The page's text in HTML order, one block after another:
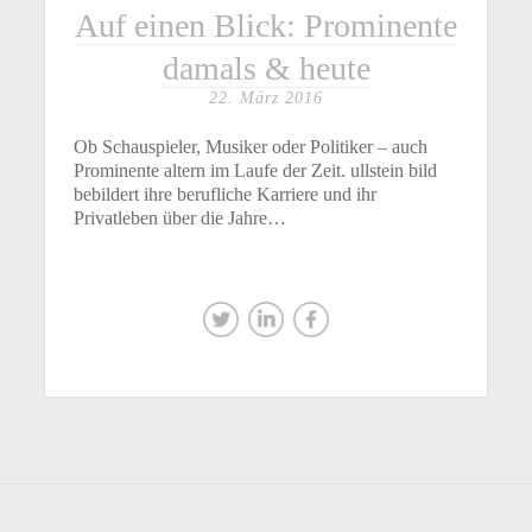
Auf einen Blick: Prominente
damals & heute
22. März 2016
Ob Schauspieler, Musiker oder Politiker – auch
Prominente altern im Laufe der Zeit. ullstein bild
bebildert ihre berufliche Karriere und ihr
Privatleben über die Jahre…